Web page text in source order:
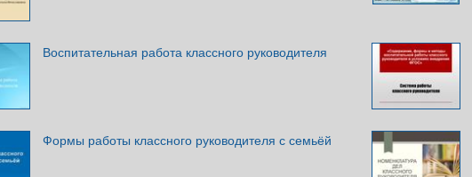
Воспитательная работа классного руководителя
Формы работы классного руководителя с семьёй